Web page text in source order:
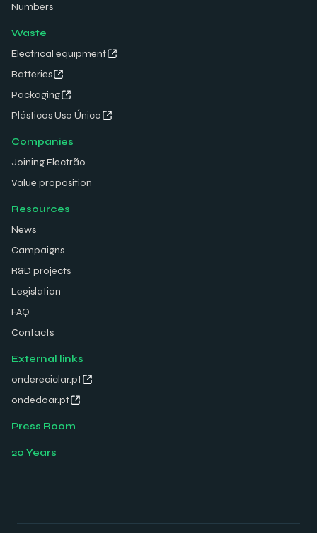
Numbers
Waste
Electrical equipment
Batteries
Packaging
Plásticos Uso Único
Companies
Joining Electrão
Value proposition
Resources
News
Campaigns
R&D projects
Legislation
FAQ
Contacts
External links
ondereciclar.pt
ondedoar.pt
Press Room
20 Years